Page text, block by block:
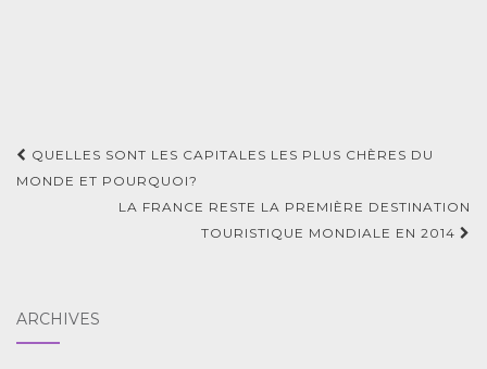
Navigation
d'article
QUELLES SONT LES CAPITALES LES PLUS CHÈRES DU
MONDE ET POURQUOI?
LA FRANCE RESTE LA PREMIÈRE DESTINATION
TOURISTIQUE MONDIALE EN 2014
ARCHIVES